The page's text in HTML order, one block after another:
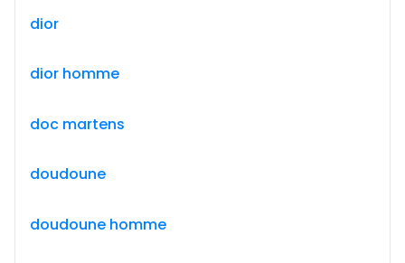
dior
dior homme
doc martens
doudoune
doudoune homme